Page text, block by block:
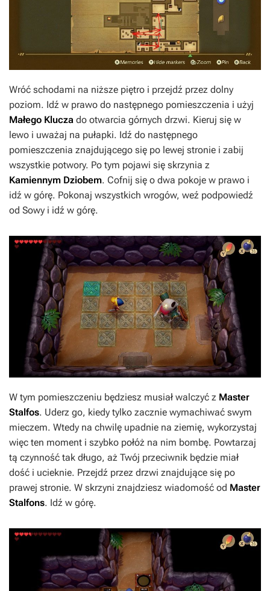
Wróć schodami na niższe piętro i przejdź przez dolny
poziom. Idź w prawo do następnego pomieszczenia i użyj
Małego Klucza do otwarcia górnych drzwi. Kieruj się w
lewo i uważaj na pułapki. Idź do następnego
pomieszczenia znajdującego się po lewej stronie i zabij
wszystkie potwory. Po tym pojawi się skrzynia z
Kamiennym Dziobem. Cofnij się o dwa pokoje w prawo i
idź w górę. Pokonaj wszystkich wrogów, weź podpowiedź
od Sowy i idź w górę.
W tym pomieszczeniu będziesz musiał walczyć z Master
Stalfos. Uderz go, kiedy tylko zacznie wymachiwać swym
mieczem. Wtedy na chwilę upadnie na ziemię, wykorzystaj
więc ten moment i szybko połóż na nim bombę. Powtarzaj
tą czynność tak długo, aż Twój przeciwnik będzie miał
dość i ucieknie. Przejdź przez drzwi znajdujące się po
prawej stronie. W skrzyni znajdziesz wiadomość od Master
Stalfons. Idź w górę.